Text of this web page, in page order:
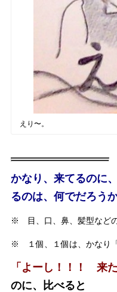
えり〜。
かなり、来てるのに
るのは、何でだろう
※ 目、口、鼻、髪型など
※ １個、１個は、かなり「
「よーし！！！ 来
のに、比べると